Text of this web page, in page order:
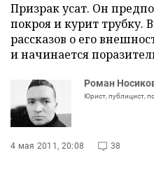
Призрак усат. Он
покроя и курит трубку.
рассказов о его
и начинается
Роман
Юрист, публицист,
4 мая 2011, 20:08 38